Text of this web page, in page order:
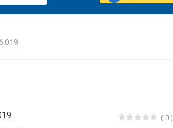
( 0 )